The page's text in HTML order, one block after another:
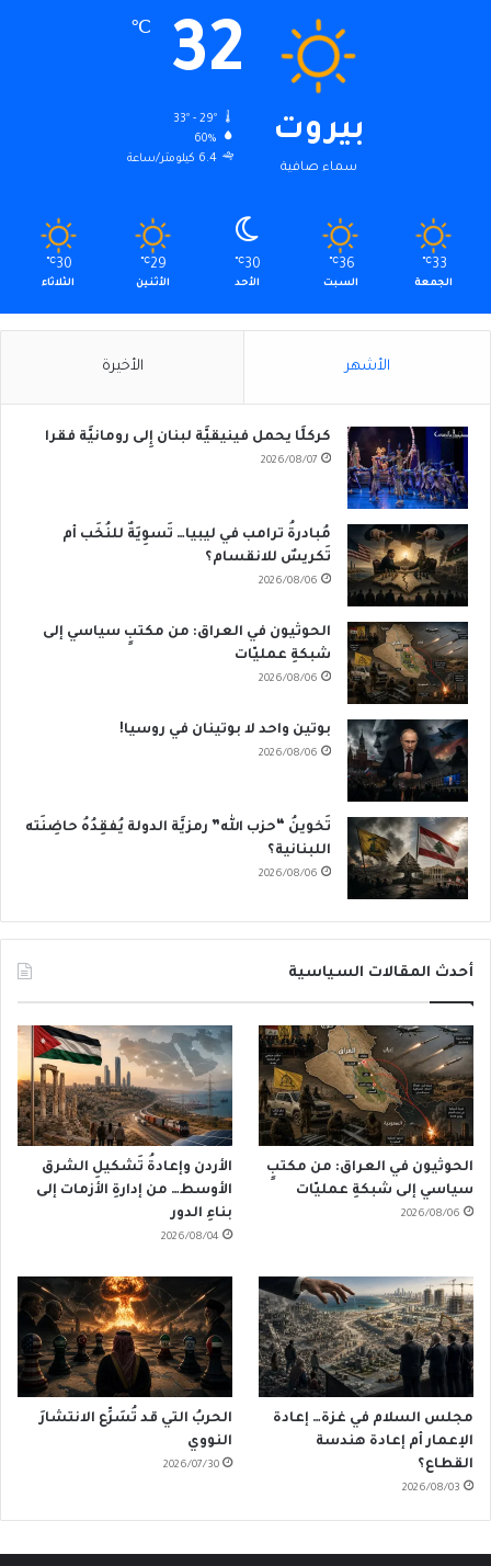
بيروت
سماء صافية
32
℃
33º - 29º
60%
6.4 كيلومتر/ساعة
33
℃
الجمعة
36
℃
السبت
30
℃
الأحد
29
℃
الأثنين
30
℃
الثلاثاء
الأشهر الأخيرة
كركلَّا يحمل فينيقيَّة لبنان إِلى رومانيَّة فقرا
2026/08/07
مُبادرةُ ترامب في ليبيا… تَسوِيَةٌ للنُخَب أم
تَكريسٌ للانقسام؟
2026/08/06
الحوثيون في العراق: من مكتبٍ سياسي إلى
شبكةِ عمليّات
2026/08/06
بوتين واحد لا بوتينان في روسيا!
2026/08/06
تَخوينُ “حزب الله” رمزيَّة الدولة يُفقِدُهُ حاضِنَته
اللبنانية؟
2026/08/06
أحدث المقالات السياسية
الحوثيون في العراق: من مكتبٍ
سياسي إلى شبكةِ عمليّات
2026/08/06
الأردن وإعادةُ تَشكيلِ الشرق
الأوسط… من إدارةِ الأزمات إلى
بناءِ الدور
2026/08/04
مجلس السلام في غزة… إعادة
الإعمار أم إعادة هندسة
القطاع؟
2026/08/03
الحربُ التي قد تُسَرِّع الانتشارَ
النووي
2026/07/30